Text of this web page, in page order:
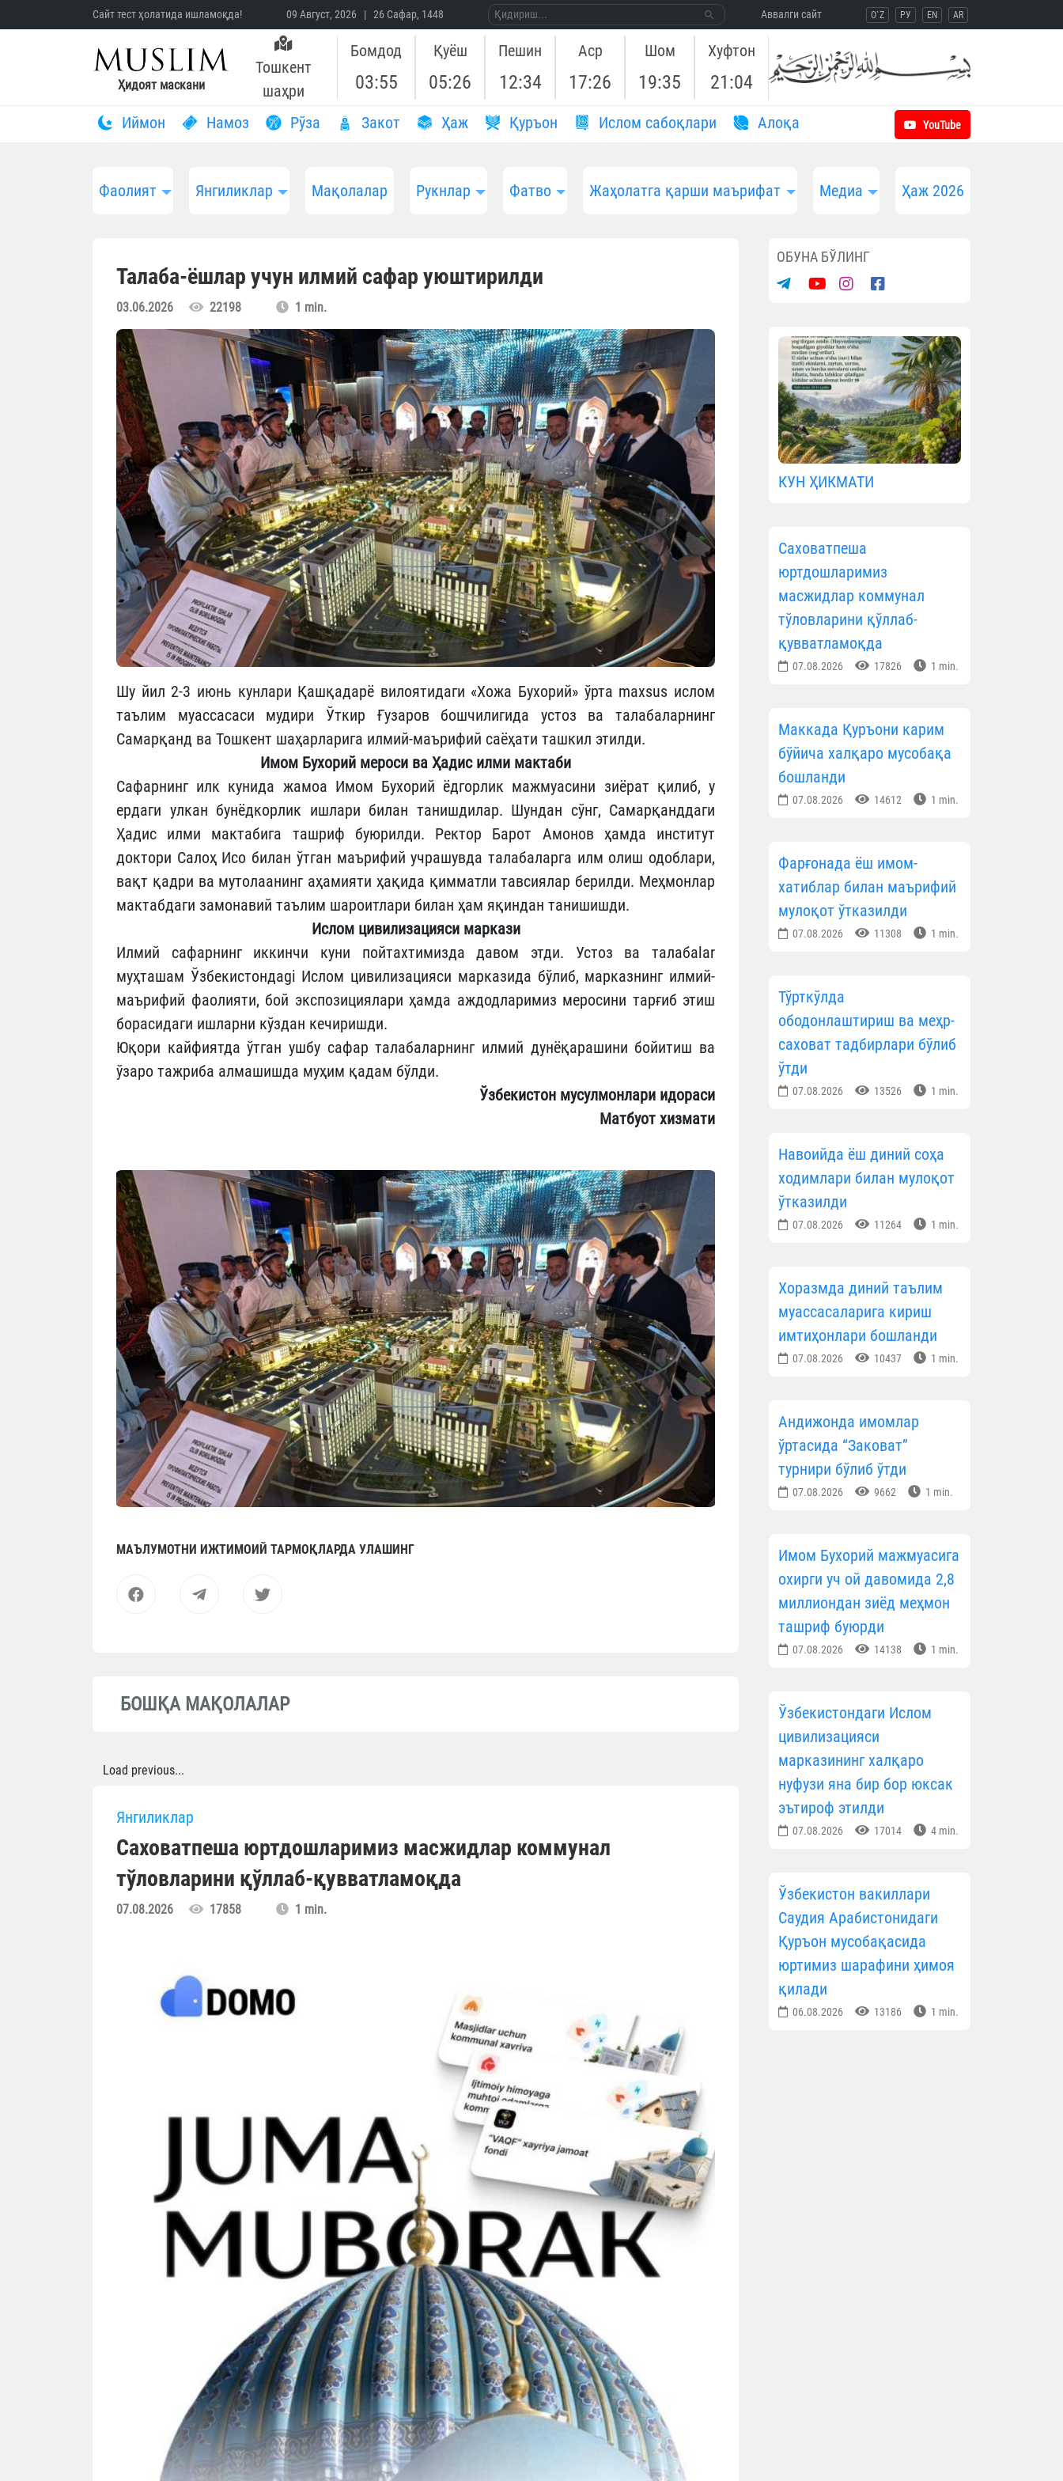
Сайт тест ҳолатида ишламоқда! 09 Август, 2026 | 26 Сафар, 1448 Aввалги сайт O`Z РУ EN AR
Ҳидоят маскани
Тошкент
шаҳри
Бомдод
03:55
Қуёш
05:26
Пешин
12:34
Аср
17:26
Шом
19:35
Хуфтон
21:04
Иймон Намоз Рўза Закот Ҳаж Қуръон Ислом сабоқлари Aлоқа YouTube
Фаолият Янгиликлар Мақолалар Рукнлар Фатво Жаҳолатга қарши маърифат Медиа Ҳаж 2026
Талаба-ёшлар учун илмий сафар уюштирилди
03.06.2026 22198 1 min.
Шу йил 2-3 июнь кунлари Қашқадарё вилоятидаги «Хожа Бухорий» ўрта maxsus ислом
таълим муассасаси мудири Ўткир Ғузаров бошчилигида устоз ва талабаларнинг
Самарқанд ва Тошкент шаҳарларига илмий-маърифий саёҳати ташкил этилди.
Имом Бухорий мероси ва Ҳадис илми мактаби
Сафарнинг илк кунида жамоа Имом Бухорий ёдгорлик мажмуасини зиёрат қилиб, у
ердаги улкан бунёдкорлик ишлари билан танишдилар. Шундан сўнг, Самарқанддаги
Ҳадис илми мактабига ташриф буюрилди. Ректор Барот Амонов ҳамда институт
доктори Салоҳ Исо билан ўтган маърифий учрашувда талабаларга илм олиш одоблари,
вақт қадри ва мутолаанинг аҳамияти ҳақида қимматли тавсиялар берилди. Меҳмонлар
мактабдаги замонавий таълим шароитлари билан ҳам яқиндан танишишди.
Ислом цивилизацияси маркази
Илмий сафарнинг иккинчи куни пойтахтимизда давом этди. Устоз ва талабаlar
муҳташам Ўзбекистондаgi Ислом цивилизацияси марказида бўлиб, марказнинг илмий-
маърифий фаолияти, бой экспозициялари ҳамда аждодларимиз меросини тарғиб этиш
борасидаги ишларни кўздан кечиришди.
Юқори кайфиятда ўтган ушбу сафар талабаларнинг илмий дунёқарашини бойитиш ва
ўзаро тажриба алмашишда муҳим қадам бўлди.
Ўзбекистон мусулмонлари идораси
Матбуот хизмати
МАЪЛУМОТНИ ИЖТИМОИЙ ТАРМОҚЛАРДА УЛАШИНГ
БОШҚА МАҚОЛАЛАР
Load previous...
Янгиликлар
Саховатпеша юртдошларимиз масжидлар коммунал
тўловларини қўллаб-қувватламоқда
07.08.2026 17858 1 min.
ОБУНА БЎЛИНГ
КУН ҲИКМАТИ
Саховатпеша
юртдошларимиз
масжидлар коммунал
тўловларини қўллаб-
қувватламоқда
07.08.2026 17826 1 min.
Маккада Қуръони карим
бўйича халқаро мусобақа
бошланди
07.08.2026 14612 1 min.
Фарғонада ёш имом-
хатиблар билан маърифий
мулоқот ўтказилди
07.08.2026 11308 1 min.
Тўрткўлда
ободонлаштириш ва меҳр-
саховат тадбирлари бўлиб
ўтди
07.08.2026 13526 1 min.
Навоийда ёш диний соҳа
ходимлари билан мулоқот
ўтказилди
07.08.2026 11264 1 min.
Хоразмда диний таълим
муассасаларига кириш
имтиҳонлари бошланди
07.08.2026 10437 1 min.
Андижонда имомлар
ўртасида “Заковат”
турнири бўлиб ўтди
07.08.2026 9662 1 min.
Имом Бухорий мажмуасига
охирги уч ой давомида 2,8
миллиондан зиёд меҳмон
ташриф буюрди
07.08.2026 14138 1 min.
Ўзбекистондаги Ислом
цивилизацияси
марказининг халқаро
нуфузи яна бир бор юксак
эътироф этилди
07.08.2026 17014 4 min.
Ўзбекистон вакиллари
Саудия Арабистонидаги
Қуръон мусобақасида
юртимиз шарафини ҳимоя
қилади
06.08.2026 13186 1 min.